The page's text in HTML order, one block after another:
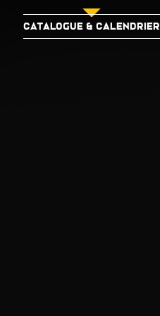
CATALOGUE & CALENDRIER